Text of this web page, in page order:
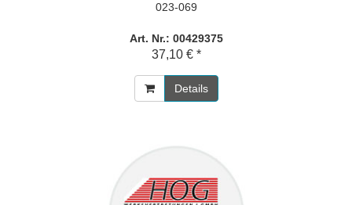
023-069
Art. Nr.: 00429375
37,10 € *
Details